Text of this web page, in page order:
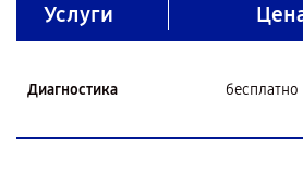
Услуги
Диагностика бесплатно